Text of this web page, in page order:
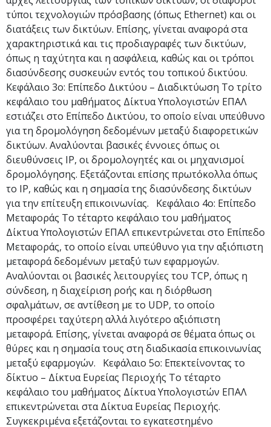
τύποι τεχνολογιών πρόσβασης (όπως Ethernet) και οι
διατάξεις των δικτύων. Επίσης, γίνεται αναφορά στα
χαρακτηριστικά και τις προδιαγραφές των δικτύων,
όπως η ταχύτητα και η ασφάλεια, καθώς και οι τρόποι
διασύνδεσης συσκευών εντός του τοπικού δικτύου.
Κεφάλαιο 3ο: Επίπεδο Δικτύου – Διαδικτύωση Το τρίτο
κεφάλαιο του μαθήματος Δίκτυα Υπολογιστών ΕΠΑΛ
εστιάζει στο Επίπεδο Δικτύου, το οποίο είναι υπεύθυνο
για τη δρομολόγηση δεδομένων μεταξύ διαφορετικών
δικτύων. Αναλύονται βασικές έννοιες όπως οι
διευθύνσεις IP, οι δρομολογητές και οι μηχανισμοί
δρομολόγησης. Εξετάζονται επίσης πρωτόκολλα όπως
το IP, καθώς και η σημασία της διασύνδεσης δικτύων
για την επίτευξη επικοινωνίας. Κεφάλαιο 4ο: Επίπεδο
Μεταφοράς Το τέταρτο κεφάλαιο του μαθήματος
Δίκτυα Υπολογιστών ΕΠΑΛ επικεντρώνεται στο Επίπεδο
Μεταφοράς, το οποίο είναι υπεύθυνο για την αξιόπιστη
μεταφορά δεδομένων μεταξύ των εφαρμογών.
Αναλύονται οι βασικές λειτουργίες του TCP, όπως η
σύνδεση, η διαχείριση ροής και η διόρθωση
σφαλμάτων, σε αντίθεση με το UDP, το οποίο
προσφέρει ταχύτερη αλλά λιγότερο αξιόπιστη
μεταφορά. Επίσης, γίνεται αναφορά σε θέματα όπως οι
θύρες και η σημασία τους στη διαδικασία επικοινωνίας
μεταξύ εφαρμογών. Κεφάλαιο 5ο: Επεκτείνοντας το
δίκτυο – Δίκτυα Ευρείας Περιοχής Το τέταρτο
κεφάλαιο του μαθήματος Δίκτυα Υπολογιστών ΕΠΑΛ
επικεντρώνεται στα Δίκτυα Ευρείας Περιοχής.
Συγκεκριμένα εξετάζονται το εγκατεστημένο